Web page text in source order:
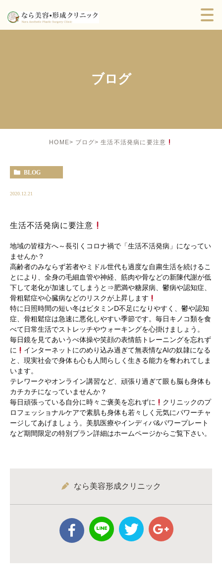
ブログ
HOME ブログ 生活不活発病に要注意
BLOG
2020.12.21
生活不活発病に要注意
地域の皆様方へ～長引くコロナ禍で「生活不活発病」になってい
ませんか？
高齢者のみならず若者やミドル世代も過度な自粛生活を続けるこ
とにより、全身の毛細血管や神経、筋肉や骨などの新陳代謝が低
下して老化が加速してしまうと⇒肥満や糖尿病、鬱病や認知症、
骨粗鬆症や心臓病などのリスクが上昇します
特に日照時間の短い冬はビタミンD不足になりやすく、鬱や認知
症、骨粗鬆症は急速に悪化しやすい季節です。毎日キノコ類を食
べて日常生活でストレッチやウォーキングを心掛けましょう。
毎日鏡を見てあいうべ体操や笑顔の表情筋トレーニングを忘れず
に
インターネットにのめり込み過ぎて無表情なAIの奴隷になる
と、現実社会で身体も心も人間らしく生きる能力を奪われてしま
います。
テレワークやオンライン講習など、頑張り過ぎて眼も脳も身体も
カチカチになっていませんか？
毎日頑張っている自分に時々ご褒美を忘れずに
クリニックのプ
ロフェッショナルケアで素肌も身体も若々しく元気にパワーチャ
ージしてあげましょう。美肌医療やインディバ&パワープレート
など期間限定の特別プラン詳細はホームページからご覧下さい。
なら美容形成クリニック